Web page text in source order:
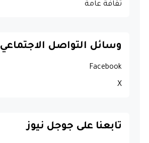
ثقافة عامة
وسائل التواصل الاجتماعي
Facebook
X
تابعنا على جوجل نيوز